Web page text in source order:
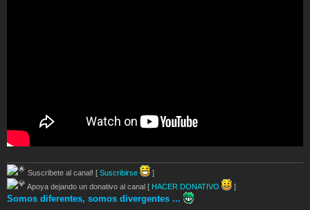
Suscribete al canal! [ Suscribirse
]
Apoya dejando un donativo al canal [ HACER DONATIVO ]
Somos diferentes, somos divergentes ...